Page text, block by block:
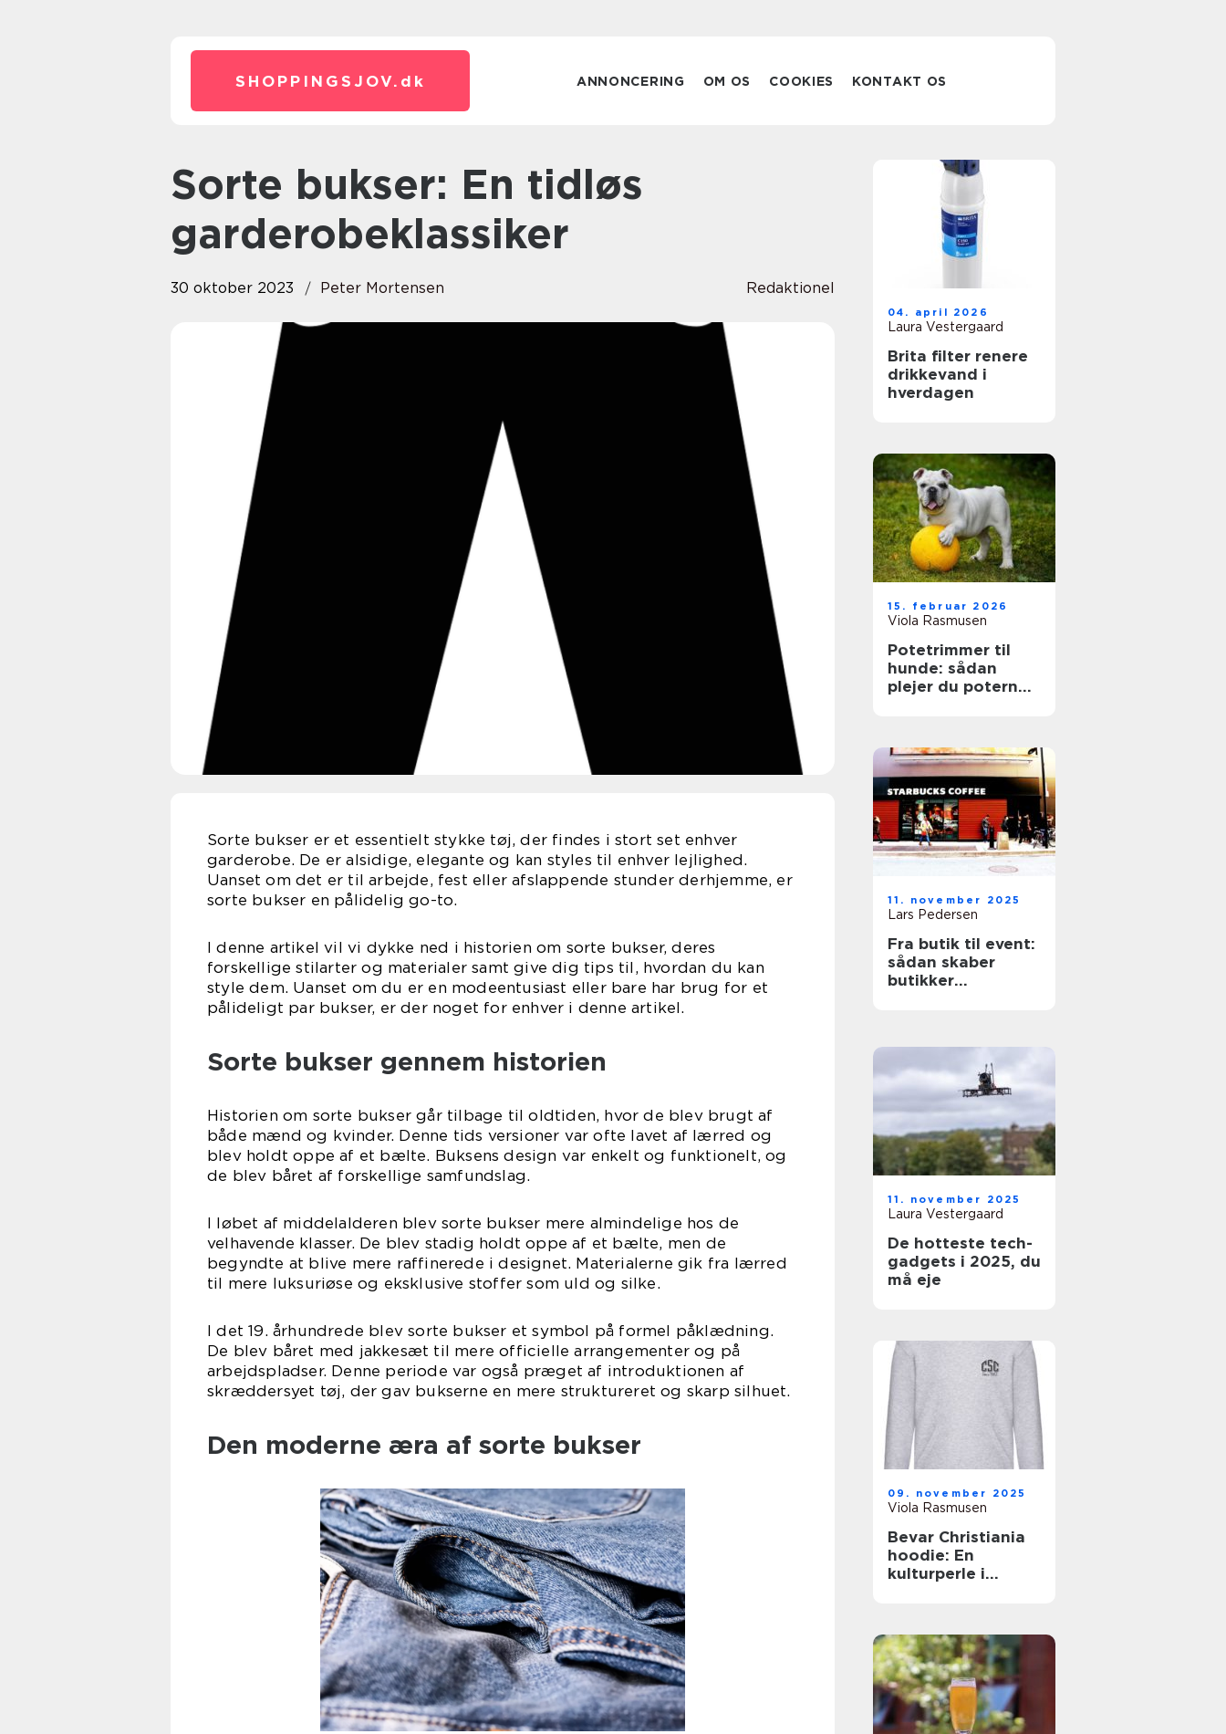
SHOPPINGSJOV. dk ANNONCERING OM OS COOKIES KONTAKT OS
Sorte bukser: En tidløs
garderobeklassiker
30 oktober 2023 Peter Mortensen Redaktionel
Sorte bukser er et essentielt stykke tøj, der findes i stort set enhver
garderobe. De er alsidige, elegante og kan styles til enhver lejlighed.
Uanset om det er til arbejde, fest eller afslappende stunder derhjemme, er
sorte bukser en pålidelig go-to.
I denne artikel vil vi dykke ned i historien om sorte bukser, deres
forskellige stilarter og materialer samt give dig tips til, hvordan du kan
style dem. Uanset om du er en modeentusiast eller bare har brug for et
pålideligt par bukser, er der noget for enhver i denne artikel.
Sorte bukser gennem historien
Historien om sorte bukser går tilbage til oldtiden, hvor de blev brugt af
både mænd og kvinder. Denne tids versioner var ofte lavet af lærred og
blev holdt oppe af et bælte. Buksens design var enkelt og funktionelt, og
de blev båret af forskellige samfundslag.
I løbet af middelalderen blev sorte bukser mere almindelige hos de
velhavende klasser. De blev stadig holdt oppe af et bælte, men de
begyndte at blive mere raffinerede i designet. Materialerne gik fra lærred
til mere luksuriøse og eksklusive stoffer som uld og silke.
I det 19. århundrede blev sorte bukser et symbol på formel påklædning.
De blev båret med jakkesæt til mere officielle arrangementer og på
arbejdspladser. Denne periode var også præget af introduktionen af
skræddersyet tøj, der gav bukserne en mere struktureret og skarp silhuet.
Den moderne æra af sorte bukser
04. april 2026
Laura Vestergaard
Brita filter renere
drikkevand i
hverdagen
15. februar 2026
Viola Rasmusen
Potetrimmer til
hunde: sådan
plejer du poterne
11. november 2025
Lars Pedersen
Fra butik til event:
sådan skaber
butikker
11. november 2025
Laura Vestergaard
De hotteste tech-
gadgets i 2025, du
må eje
09. november 2025
Viola Rasmusen
Bevar Christiania
hoodie: En
kulturperle i